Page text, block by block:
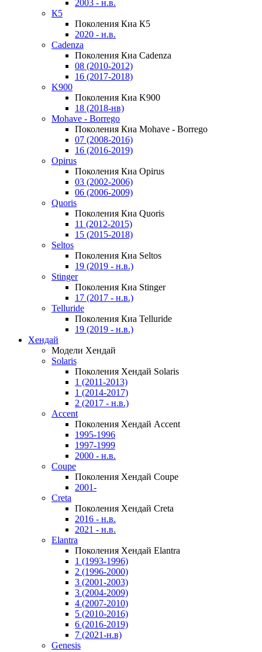
2003 - н.в.
К5
Поколения Киа К5
2020 - н.в.
Cadenza
Поколения Киа Cadenza
08 (2010-2012)
16 (2017-2018)
K900
Поколения Киа K900
18 (2018-нв)
Mohave - Borrego
Поколения Киа Mohave - Borrego
07 (2008-2016)
16 (2016-2019)
Opirus
Поколения Киа Opirus
03 (2002-2006)
06 (2006-2009)
Quoris
Поколения Киа Quoris
11 (2012-2015)
15 (2015-2018)
Seltos
Поколения Киа Seltos
19 (2019 - н.в.)
Stinger
Поколения Киа Stinger
17 (2017 - н.в.)
Telluride
Поколения Киа Telluride
19 (2019 - н.в.)
Хендай
Модели Хендай
Solaris
Поколения Хендай Solaris
1 (2011-2013)
1 (2014-2017)
2 (2017 - н.в.)
Accent
Поколения Хендай Accent
1995-1996
1997-1999
2000 - н.в.
Coupe
Поколения Хендай Coupe
2001-
Creta
Поколения Хендай Creta
2016 - н.в.
2021 - н.в.
Elantra
Поколения Хендай Elantra
1 (1993-1996)
2 (1996-2000)
3 (2001-2003)
3 (2004-2009)
4 (2007-2010)
5 (2010-2016)
6 (2016-2019)
7 (2021-н.в)
Genesis